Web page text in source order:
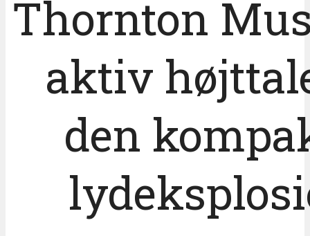
Thornton
aktiv
den